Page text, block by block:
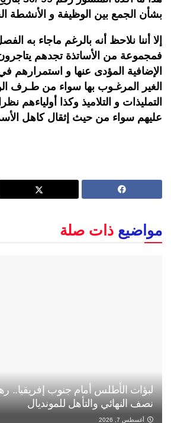
بشأن الجمع بين الوظيفة و الأنشطة
فمجموعة من الأساتذة تجدهم
الإضافية المؤدى عنها و استمرارهم
الغير المرغـوب بها سواء من طـرف
التمليذات و التلاميذ وكذا أولياءهم
عليهم سواء من حيث إثقال كاهل
مواضيع ذات صلة
لبؤات الأطلس أمام جنوب إفريقيا..
نصف النهائي والتأهل للمونديال
أغسطس 7, 2026